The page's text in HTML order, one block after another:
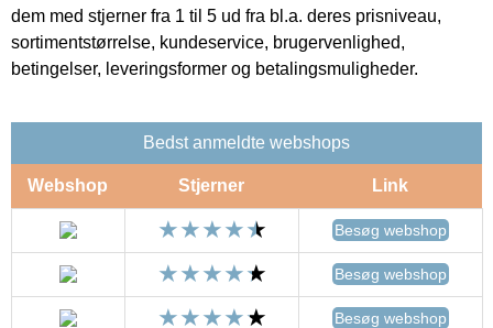
dem med stjerner fra 1 til 5 ud fra bl.a. deres prisniveau,
sortimentstørrelse, kundeservice, brugervenlighed,
betingelser, leveringsformer og betalingsmuligheder.
Bedst anmeldte webshops
Webshop Stjerner Link
Besøg webshop
Besøg webshop
Besøg webshop